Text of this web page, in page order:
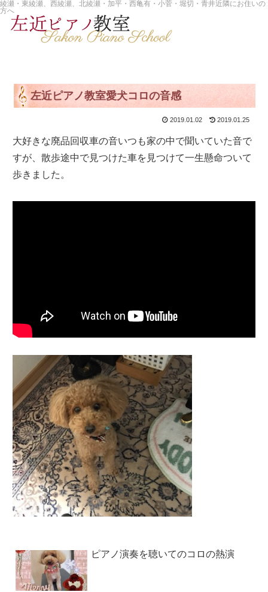
綾瀬・東綾瀬、西綾瀬、北綾瀬・加平・西亀有・小菅・堀切・青井近隣にお住いの
方へ
左近ピアノ教室愛犬コロの音感
2019.01.02 2019.01.25
大好きな廃品回収車の音いつも家の中で聞いていた音で
すが、散歩途中で見つけた車を見つけて一生懸命ついて
歩きました。
ピアノ演奏を聴いてのコロの熱演